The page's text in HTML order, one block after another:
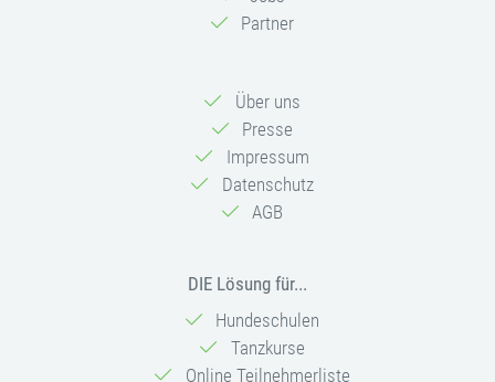
Partner
Über uns
Presse
Impressum
Datenschutz
AGB
DIE Lösung für...
Hundeschulen
Tanzkurse
Online Teilnehmerliste